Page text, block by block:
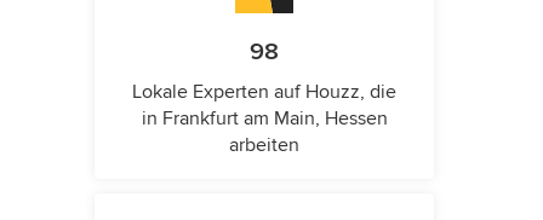
98
Lokale Experten auf Houzz, die
in Frankfurt am Main, Hessen
arbeiten